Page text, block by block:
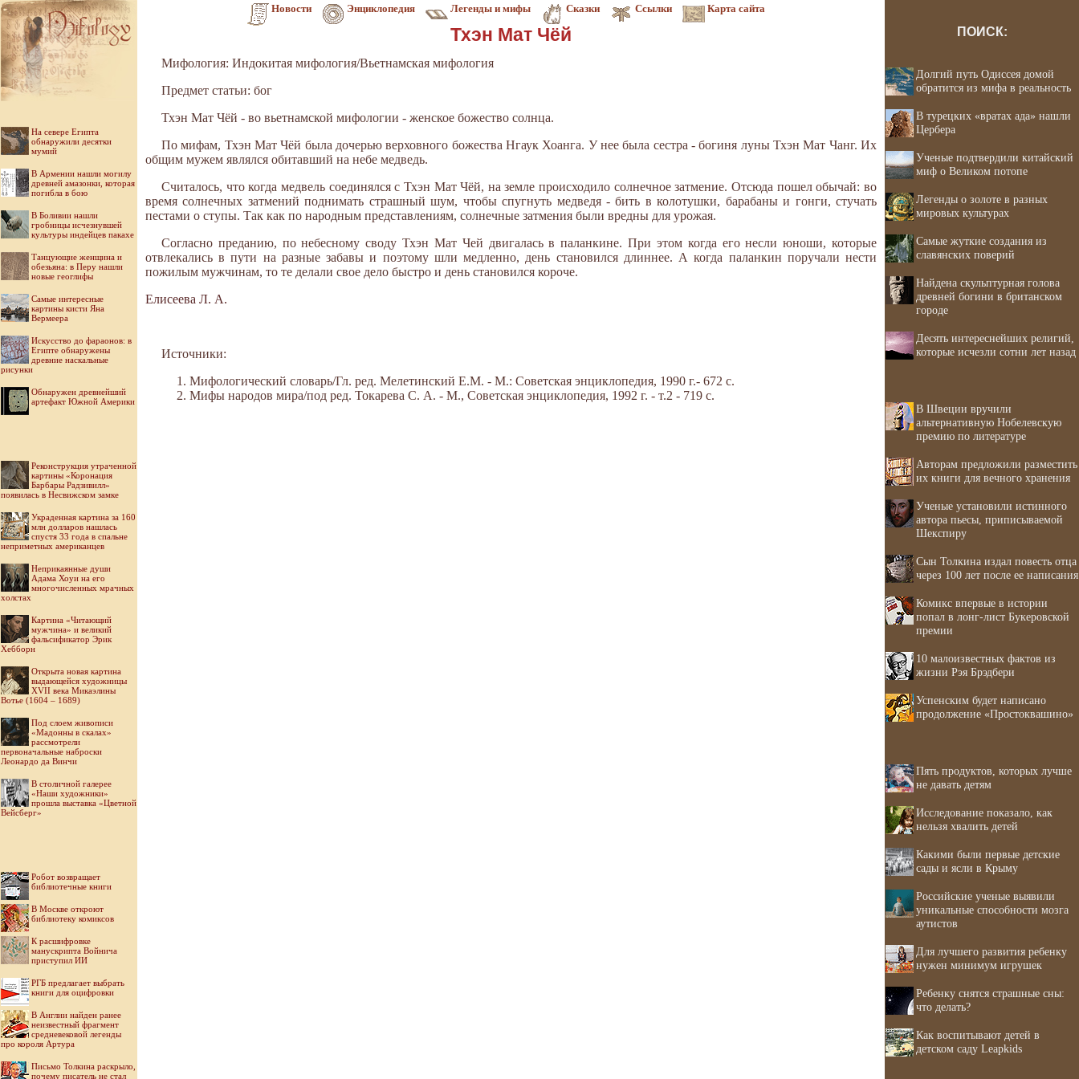
Новости Энциклопедия Легенды и мифы Сказки Ссылки Карта сайта
На севере Египта
обнаружили десятки
мумий
В Армении нашли могилу
древней амазонки, которая
погибла в бою
В Боливии нашли
гробницы исчезнувшей
культуры индейцев пакахе
Танцующие женщина и
обезьяна: в Перу нашли
новые геоглифы
Самые интересные
картины кисти Яна
Вермеера
Искусство до фараонов: в
Египте обнаружены
древние наскальные
рисунки
Обнаружен древнейший
артефакт Южной Америки
Реконструкция утраченной
картины «Коронация
Барбары Радзивилл»
появилась в Несвижском замке
Украденная картина за 160
млн долларов нашлась
спустя 33 года в спальне
неприметных американцев
Неприкаянные души
Адама Хоуи на его
многочисленных мрачных
холстах
Картина «Читающий
мужчина» и великий
фальсификатор Эрик
Хебборн
Открыта новая картина
выдающейся художницы
XVII века Микаэлины
Вотье (1604 – 1689)
Под слоем живописи
«Мадонны в скалах»
рассмотрели
первоначальные наброски
Леонардо да Винчи
В столичной галерее
«Наши художники»
прошла выставка «Цветной
Вейсберг»
Робот возвращает
библиотечные книги
В Москве откроют
библиотеку комиксов
К расшифровке
манускрипта Войнича
приступил ИИ
РГБ предлагает выбрать
книги для оцифровки
В Англии найден ранее
неизвестный фрагмент
средневековой легенды
про короля Артура
Письмо Толкина раскрыло,
почему писатель не стал
Тхэн Мат Чёй
Мифология: Индокитая мифология/Вьетнамская мифология
Предмет статьи: бог
Тхэн Мат Чёй - во вьетнамской мифологии - женское божество солнца.
По мифам, Тхэн Мат Чёй была дочерью верховного божества Нгаук Хоанга. У нее была сестра - богиня луны Тхэн Мат Чанг. Их
общим мужем являлся обитавший на небе медведь.
Считалось, что когда медвель соединялся с Тхэн Мат Чёй, на земле происходило солнечное затмение. Отсюда пошел обычай: во
время солнечных затмений поднимать страшный шум, чтобы спугнуть медведя - бить в колотушки, барабаны и гонги, стучать
пестами о ступы. Так как по народным представлениям, солнечные затмения были вредны для урожая.
Согласно преданию, по небесному своду Тхэн Мат Чей двигалась в паланкине. При этом когда его несли юноши, которые
отвлекались в пути на разные забавы и поэтому шли медленно, день становился длиннее. А когда паланкин поручали нести
пожилым мужчинам, то те делали свое дело быстро и день становился короче.
Елисеева Л. А.
Источники:
Мифологический словарь/Гл. ред. Мелетинский Е.М. - М.: Советская энциклопедия, 1990 г.- 672 с.
Мифы народов мира/под ред. Токарева С. А. - М., Советская энциклопедия, 1992 г. - т.2 - 719 с.
ПОИСК:
Долгий путь Одиссея домой
обратится из мифа в реальность
В турецких «вратах ада» нашли
Цербера
Ученые подтвердили китайский
миф о Великом потопе
Легенды о золоте в разных
мировых культурах
Самые жуткие создания из
славянских поверий
Найдена скульптурная голова
древней богини в британском
городе
Десять интереснейших религий,
которые исчезли сотни лет назад
В Швеции вручили
альтернативную Нобелевскую
премию по литературе
Авторам предложили разместить
их книги для вечного хранения
Ученые установили истинного
автора пьесы, приписываемой
Шекспиру
Сын Толкина издал повесть отца
через 100 лет после ее написания
Комикс впервые в истории
попал в лонг-лист Букеровской
премии
10 малоизвестных фактов из
жизни Рэя Брэдбери
Успенским будет написано
продолжение «Простоквашино»
Пять продуктов, которых лучше
не давать детям
Исследование показало, как
нельзя хвалить детей
Какими были первые детские
сады и ясли в Крыму
Российские ученые выявили
уникальные способности мозга
аутистов
Для лучшего развития ребенку
нужен минимум игрушек
Ребенку снятся страшные сны:
что делать?
Как воспитывают детей в
детском саду Leapkids